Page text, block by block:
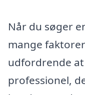
Når du søger
mange
udfordrende
professionel,